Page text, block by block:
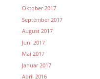
Oktober 2017
September 2017
August 2017
Juni 2017
Mai 2017
Januar 2017
April 2016